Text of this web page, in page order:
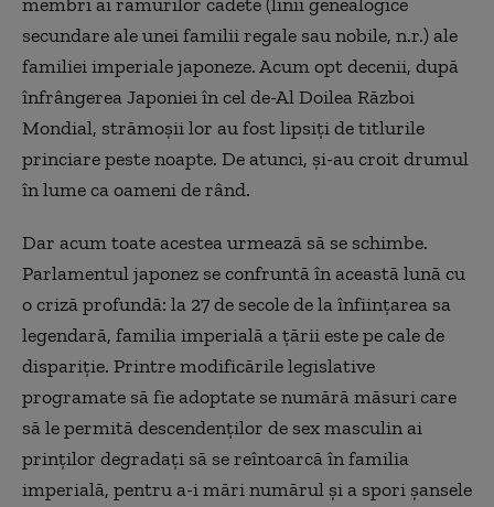
secundare ale unei familii regale sau nobile, n.r.) ale
familiei imperiale japoneze. Acum opt decenii, după
înfrângerea Japoniei în cel de-Al Doilea Război
Mondial, strămoșii lor au fost lipsiți de titlurile
princiare peste noapte. De atunci, și-au croit drumul
în lume ca oameni de rând.
Dar acum toate acestea urmează să se schimbe.
Parlamentul japonez se confruntă în această lună cu
o criză profundă: la 27 de secole de la înființarea sa
legendară, familia imperială a țării este pe cale de
dispariție. Printre modificările legislative
programate să fie adoptate se numără măsuri care
să le permită descendenților de sex masculin ai
prinților degradați să se reîntoarcă în familia
imperială, pentru a-i mări numărul și a spori șansele